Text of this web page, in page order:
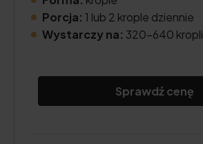
Porcja: 1 lub 2 krople dziennie
Wystarczy na: 320–640 kropli
Sprawdź cenę